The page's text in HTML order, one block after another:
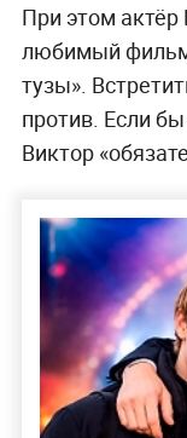
При этом актёр
любимый
тузы».
против. Если
Виктор